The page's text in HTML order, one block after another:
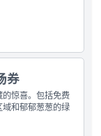
券
惊喜。包括免费
和郁郁葱葱的绿